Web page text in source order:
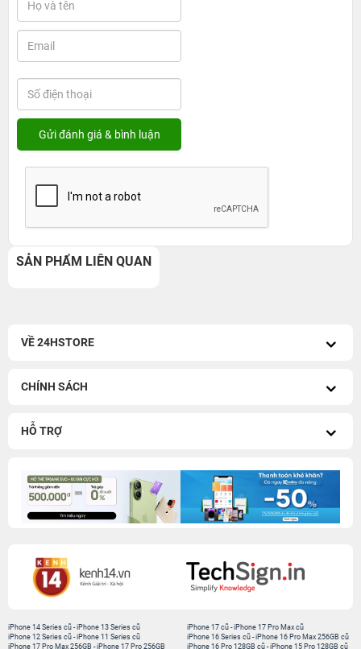
SẢN PHẨM LIÊN QUAN
VỀ 24HSTORE
CHÍNH SÁCH
HỖ TRỢ
iPhone 14 Series cũ -iPhone 13 Series cũ
iPhone 12 Series cũ -iPhone 11 Series cũ
iPhone 17 Pro Max 256GB -iPhone 17 Pro 256GB
iPhone 17 cũ-iPhone 17 Pro Max cũ
iPhone 16 Series cũ- iPhone 16 Pro Max 256GB cũ
iPhone 16 Pro 128GB cũ-iPhone 15 Pro 128GB cũ